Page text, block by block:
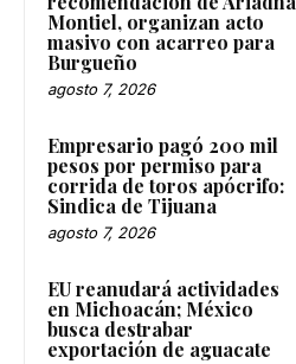
Montiel, organizan acto
masivo con acarreo para
Burgueño
agosto 7, 2026
Empresario pagó 200 mil
pesos por permiso para
corrida de toros apócrifo:
Sindica de Tijuana
agosto 7, 2026
EU reanudará actividades
en Michoacán; México
busca destrabar
exportación de aguacate